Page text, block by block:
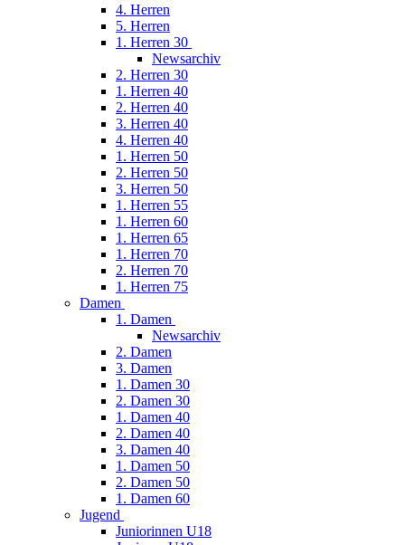
4. Herren
5. Herren
1. Herren 30
Newsarchiv
2. Herren 30
1. Herren 40
2. Herren 40
3. Herren 40
4. Herren 40
1. Herren 50
2. Herren 50
3. Herren 50
1. Herren 55
1. Herren 60
1. Herren 65
1. Herren 70
2. Herren 70
1. Herren 75
Damen
1. Damen
Newsarchiv
2. Damen
3. Damen
1. Damen 30
2. Damen 30
1. Damen 40
2. Damen 40
3. Damen 40
1. Damen 50
2. Damen 50
1. Damen 60
Jugend
Juniorinnen U18